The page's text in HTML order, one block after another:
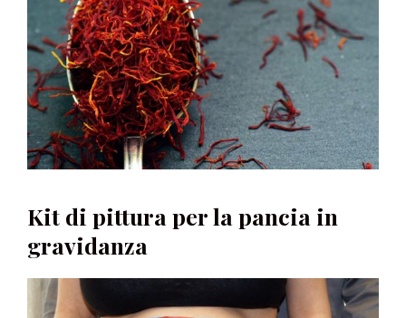
Kit di pittura per la pancia in
gravidanza